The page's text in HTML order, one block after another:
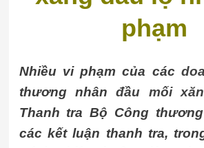
phạm
Nhiều vi phạm của các
thương nhânđầu mối
Thanh tra Bộ Công
các kết luận thanh tra,